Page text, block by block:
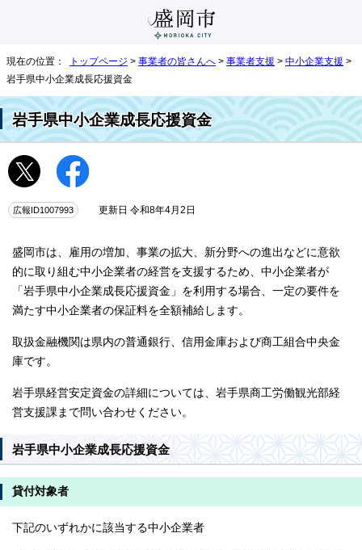
現在の位置： トップページ > 事業者の皆さんへ > 事業者支援 > 中小企業支援 >
岩手県中小企業成長応援資金
岩手県中小企業成長応援資金
広報ID1007993 更新日 令和8年4月2日
盛岡市は、雇用の増加、事業の拡大、新分野への進出などに意欲
的に取り組む中小企業者の経営を支援するため、中小企業者が
「岩手県中小企業成長応援資金」を利用する場合、一定の要件を
満たす中小企業者の保証料を全額補給します。
取扱金融機関は県内の普通銀行、信用金庫および商工組合中央金
庫です。
岩手県経営安定資金の詳細については、岩手県商工労働観光部経
営支援課まで問い合わせください。
岩手県中小企業成長応援資金
貸付対象者
下記のいずれかに該当する中小企業者